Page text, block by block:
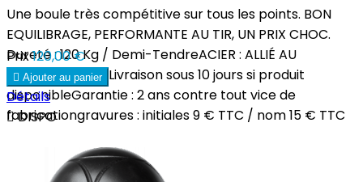
Une boule très compétitive sur tous les points. BON
EQUILIBRAGE, PERFORMANTE AU TIR, UN PRIX CHOC.
Dureté : 120 Kg / Demi-TendreACIER : ALLIÉ AU
CARBONEDélai : Livraison sous 10 jours si produit
disponibleGarantie : 2 ans contre tout vice de
fabricationgravures : initiales 9 € TTC / nom 15 € TTC
Prix120,00 €
 Ajouter au panier
Détails
DISPO